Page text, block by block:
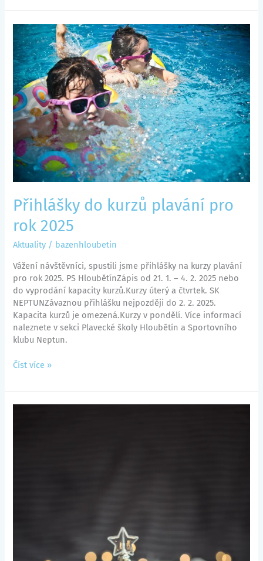
Přihlášky do kurzů plavání pro
rok 2025
Aktuality / bazenhloubetin
Vážení návštěvníci, spustili jsme přihlášky na kurzy plavání
pro rok 2025. PS HloubětínZápis od 21. 1. – 4. 2. 2025 nebo
do vyprodání kapacity kurzů.Kurzy úterý a čtvrtek. SK
NEPTUNZávaznou přihlášku nejpozději do 2. 2. 2025.
Kapacita kurzů je omezená.Kurzy v pondělí. Více informací
naleznete v sekci Plavecké školy Hloubětín a Sportovního
klubu Neptun.
Přihlášky
do
kurzů
plavání
pro
rok
2025
Číst více »